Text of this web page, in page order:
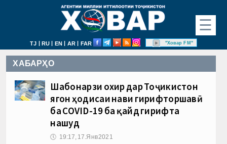
☰
TJ | RU | EN | AR | FAR "Ховар FM"
ХАБАРҲО
Шабонарӯзи охир дар Тоҷикистон
ягон ҳодисаи нави гирифторшавӣ
ба COVID-19 ба қайд гирифта
нашуд
🕔 19:17, 17.Янв 2021